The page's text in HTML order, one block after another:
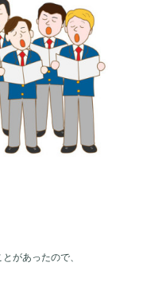
があったので、